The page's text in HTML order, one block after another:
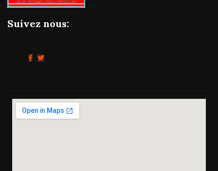
Suivez nous: